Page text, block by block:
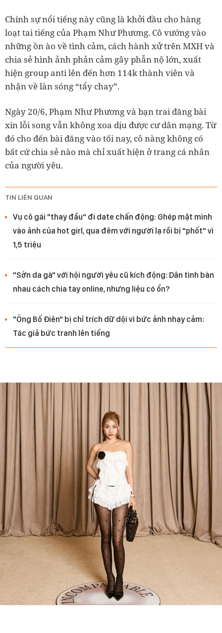
Chính sự nổi tiếng này cũng là khởi đầu cho hàng
loạt tai tiếng của Phạm Như Phương. Cô vướng vào
những ồn ào về tình cảm, cách hành xử trên MXH và
chia sẻ hình ảnh phản cảm gây phẫn nộ lớn, xuất
hiện group anti lên đến hơn 114k thành viên và
nhận về làn sóng “tẩy chay”.
Ngày 20/6, Phạm Như Phương và bạn trai đăng bài
xin lỗi song vẫn không xoa dịu được cư dân mạng. Từ
đó cho đến bài đăng vào tối nay, cô nàng không có
bất cứ chia sẻ nào mà chỉ xuất hiện ở trang cá nhân
của người yêu.
TIN LIÊN QUAN
Vụ cô gái "thay đầu" đi date chấn động: Ghép mặt mình
vào ảnh của hot girl, qua đêm với người lạ rồi bị "phốt" vì
1,5 triệu
"Sởn da gà" với hội người yêu cũ kích động: Dân tình bàn
nhau cách chia tay online, nhưng liệu có ổn?
"Ông Bố Điên" bị chỉ trích dữ dội vì bức ảnh nhạy cảm:
Tác giả bức tranh lên tiếng